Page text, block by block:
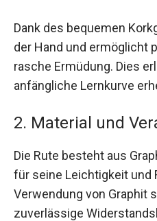
Dank des bequemen
der Hand und ermöglicht
rasche Ermüdung. Dies
anfängliche Lernkurve
2. Material und
Die Rute besteht aus
für seine Leichtigkeit und
Verwendung von Graphit
zuverlässige